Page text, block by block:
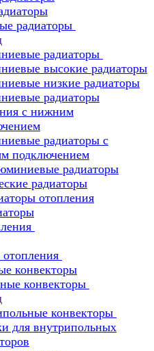
радиаторы
радиаторы
высокие радиаторы
низкие радиаторы
радиаторы
с нижним
радиаторы с
подключением
радиаторы
радиаторы
отопления
конвекторы
конвекторы
конвекторы
для внутрипольных